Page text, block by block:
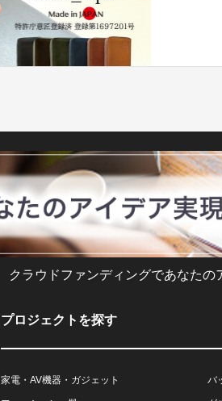
化。革好
クラウドファンディングであなた
プロジェクトを探す
家電・AV機器・ガジェット バ